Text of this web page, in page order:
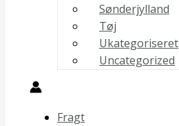
Sønderjylland
Tøj
Ukategoriseret
Uncategorized
Fragt